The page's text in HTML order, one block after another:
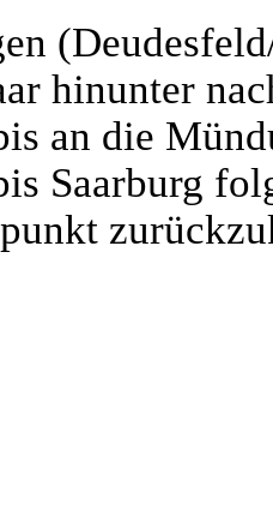
hinunter
an die
Saarburg